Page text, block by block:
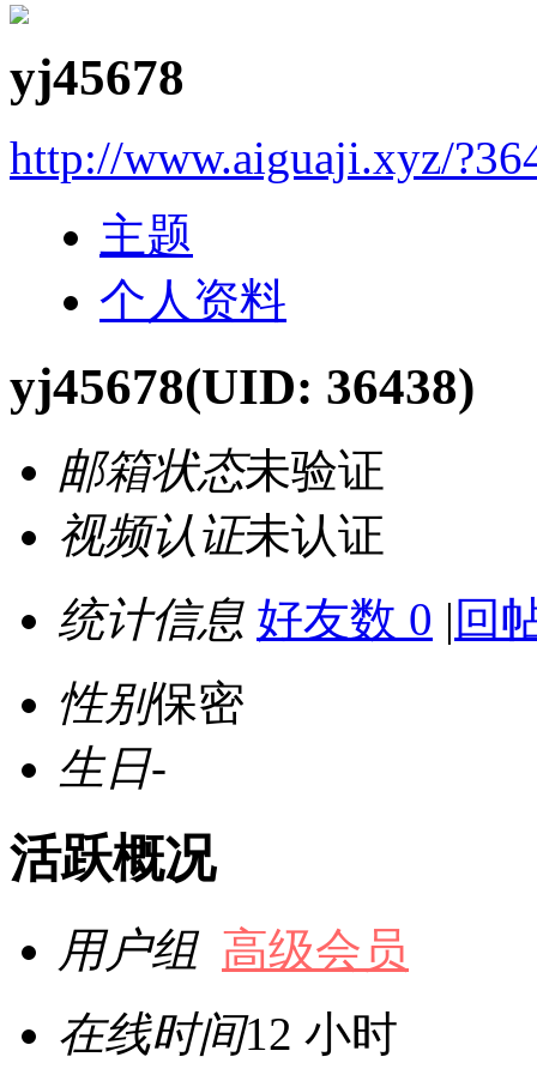
yj45678
http://www.aiguaji.xyz/
主题
个人资料
yj45678(UID: 36438)
邮箱状态未验证
视频认证未认证
统计信息 好友数 0 | 回
性别保密
生日-
活跃概况
用户组 高级会员
在线时间12 小时